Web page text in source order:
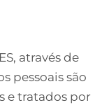
através de
pessoais são
e tratados por